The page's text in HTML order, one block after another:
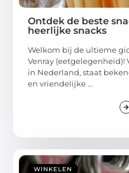
Ontdek de beste
heerlijke snacks
Welkom bij de ultieme
Venray (eetgelegenheid)!
in Nederland, staat
en vriendelijke ...
WINKELEN